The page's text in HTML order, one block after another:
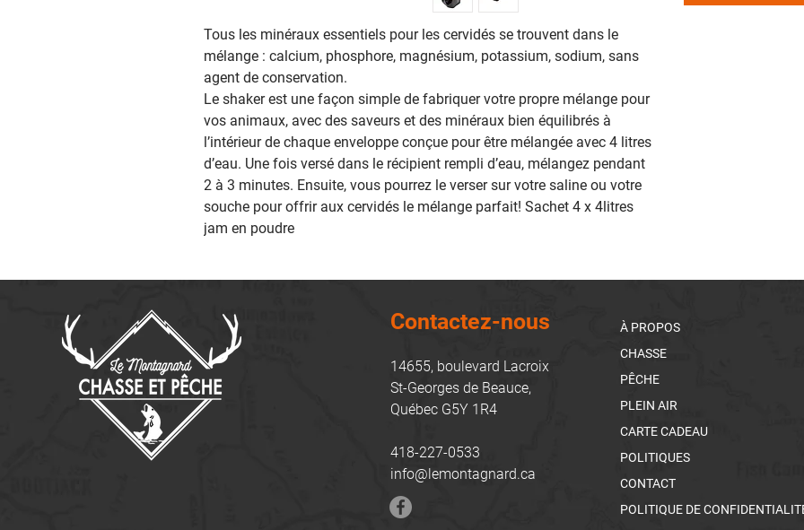
Tous les minéraux essentiels pour les cervidés se trouvent dans le
mélange : calcium, phosphore, magnésium, potassium, sodium, sans
agent de conservation.
Le shaker est une façon simple de fabriquer votre propre mélange pour
vos animaux, avec des saveurs et des minéraux bien équilibrés à
l’intérieur de chaque enveloppe conçue pour être mélangée avec 4 litres
d’eau. Une fois versé dans le récipient rempli d’eau, mélangez pendant
2 à 3 minutes. Ensuite, vous pourrez le verser sur votre saline ou votre
souche pour offrir aux cervidés le mélange parfait! Sachet 4 x 4litres
jam en poudre
Contactez-nous
14655, boulevard Lacroix
St-Georges de Beauce,
Québec G5Y 1R4
418-227-0533
info@lemontagnard.ca
À PROPOS
CHASSE
PÊCHE
PLEIN AIR
CARTE CADEAU
POLITIQUES
CONTACT
POLITIQUE DE